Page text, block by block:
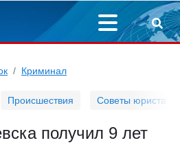
Криминал
Происшествия Советы юриста
получил 9 лет